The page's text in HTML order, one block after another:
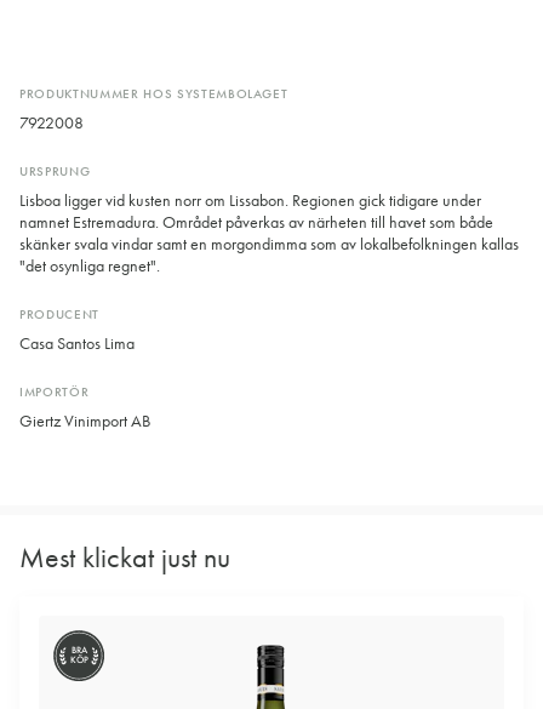
PRODUKTNUMMER HOS SYSTEMBOLAGET
7922008
URSPRUNG
Lisboa ligger vid kusten norr om Lissabon. Regionen gick tidigare under
namnet Estremadura. Området påverkas av närheten till havet som både
skänker svala vindar samt en morgondimma som av lokalbefolkningen kallas
"det osynliga regnet".
PRODUCENT
Casa Santos Lima
IMPORTÖR
Giertz Vinimport AB
Mest klickat just nu
BRA
KÖP